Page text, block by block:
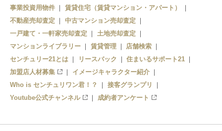
事業投資用物件
賃貸住宅（賃貸マンション・アパート）
不動産売却査定
中古マンション売却査定
一戸建て・一軒家売却査定
土地売却査定
マンションライブラリー
賃貸管理
店舗検索
センチュリー21とは
リースバック
住まいるサポート21
加盟店人材募集
イメージキャラクター紹介
Who is センチュリワン君！？
接客グランプリ
Youtube公式チャンネル
成約者アンケート